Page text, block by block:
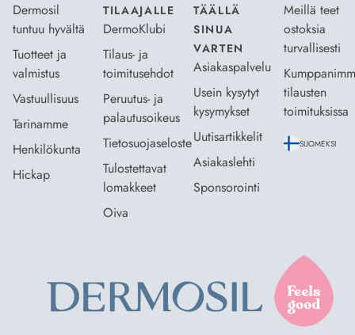
Dermosil
tuntuu hyvältä
Tuotteet ja
valmistus
Vastuullisuus
Tarinamme
Henkilökunta
Hickap
TILAAJALLE
DermoKlubi
Tilaus- ja
toimitusehdot
Peruutus- ja
palautusoikeus
Tietosuojaseloste
Tulostettavat
lomakkeet
Oiva
TÄÄLLÄ
SINUA
VARTEN
Asiakaspalvelu
Usein kysytyt
kysymykset
Uutisartikkelit
Asiakaslehti
Sponsorointi
Meillä teet
ostoksia
turvallisesti
tilausten
toimituksissa
SUOMEKSI